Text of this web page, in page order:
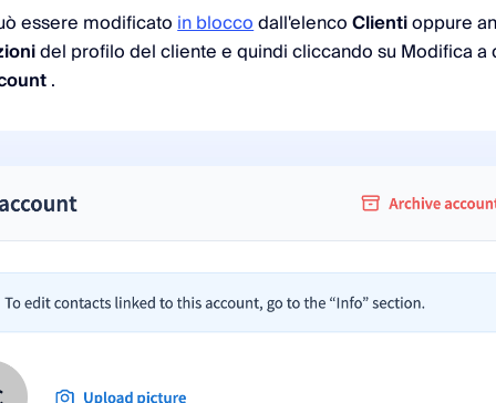
essere modificatoin bloccodall'elencoClientioppure
del profilo del cliente e quindi cliccando su Modifica a
.